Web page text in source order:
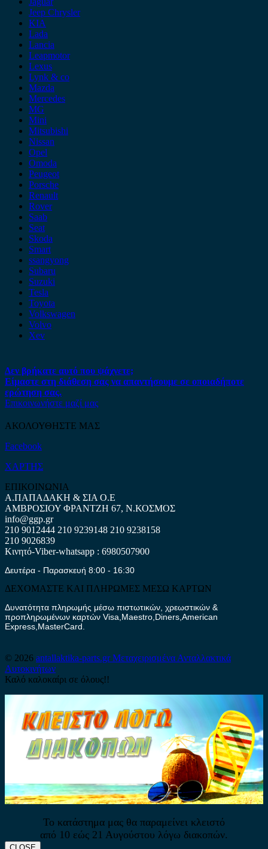
Jeep Chrysler
KIA
Lada
Lancia
Leapmotor
Lexus
Lynk & co
Mazda
Mercedes
MG
Mini
Mitsubishi
Nissan
Opel
Omoda
Peugeot
Porsche
Renault
Rover
Saab
Seat
Skoda
Smart
ssangyong
Subaru
Suzuki
Tesla
Toyota
Volkswagen
Volvo
Xev
Δεν βρήκατε αυτό που ψάχνετε;
Είμαστε στη διάθεση σας να απαντήσουμε σε οποιαδήποτε
ερώτηση σας.
Επικοινωνήστε μαζί μας
ΑΚΟΛΟΥΘΗΣΤΕ ΜΑΣ
Facebook
ΧΑΡΤΗΣ
ΕΠΙΚΟΙΝΩΝΙΑ
Α.ΠΑΠΑΔΑΚΗ & ΣΙΑ Ο.Ε
ΑΜΒΡΟΣΙΟΥ ΦΡΑΝΤΖΗ 67, Ν.ΚΟΣΜΟΣ
info@ggp.gr
210 9012444 210 9239148 210 9238158
210 9026839
Κινητό-Viber-whatsapp : 6980507900
Δευτέρα - Παρασκευή 8:00 - 16:30
ΔΕΧΟΜΑΣΤΕ ΚΑΙ ΠΛΗΡΩΜΕΣ ΜΕΣΩ ΚΑΡΤΩΝ
Δυνατότητα πληρωμής μέσω πιστωτικών, χρεωστικών &
προπληρωμένων καρτών Visa,Maestro,Diners,American
Express,MasterCard.
© 2026 antallaktika-parts.grΜεταχειρισμένα Ανταλλακτικά
Αυτοκινήτων
Καλό καλοκαίρι σε όλους!!
Το κατάστημα μας θα παραμείνει κλειστό
από 10 εώς 21 Αυγούστου λόγω διακοπών.